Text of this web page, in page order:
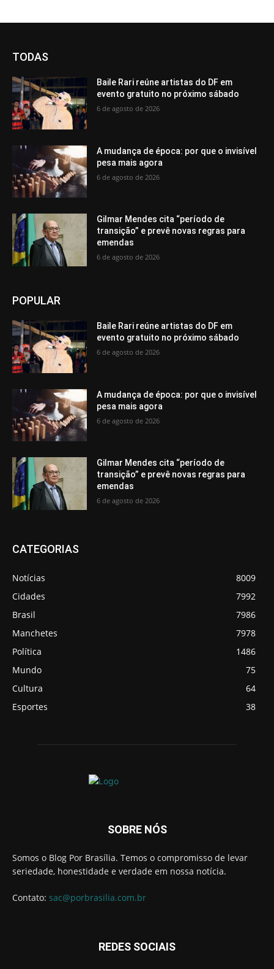
TODAS
Baile Rari reúne artistas do DF em
evento gratuito no próximo sábado
6 de agosto de 2026
A mudança de época: por que o invisível
pesa mais agora
6 de agosto de 2026
Gilmar Mendes cita “período de
transição” e prevê novas regras para
emendas
6 de agosto de 2026
POPULAR
Baile Rari reúne artistas do DF em
evento gratuito no próximo sábado
6 de agosto de 2026
A mudança de época: por que o invisível
pesa mais agora
6 de agosto de 2026
Gilmar Mendes cita “período de
transição” e prevê novas regras para
emendas
6 de agosto de 2026
CATEGORIAS
Notícias
8009
Cidades
7992
Brasil
7986
Manchetes
7978
Política
1486
Mundo
75
Cultura
64
Esportes
38
SOBRE NÓS
Somos o Blog Por Brasília. Temos o compromisso de levar
seriedade, honestidade e verdade em nossa notícia.
Contato: sac@porbrasilia.com.br
REDES SOCIAIS